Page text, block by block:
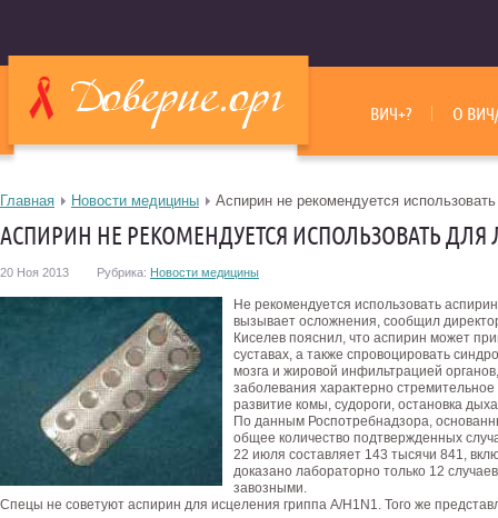
ВИЧ+? О
Главная Новости медицины Аспирин не рекомендуется
АСПИРИН НЕ РЕКОМЕНДУЕТСЯ ИСПОЛЬЗОВАТЬ ДЛЯ
20 Ноя 2013 Рубрика: Новости медицины
Не рекомендуется использовать
вызывает осложнения, сообщил
Киселев пояснил, что аспирин может
суставах, а также спровоцировать
мозга и жировой инфильтрацией
заболевания характерно
развитие комы, судороги, остановка
По данным Роспотребнадзора,
общее количество подтвержденных
22 июля составляет 143 тысячи 841,
доказано лабораторно только 12
завозными.
Спецы не советуют аспирин для исцеления гриппа A/H1N1. Того же